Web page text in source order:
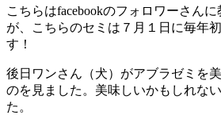
こちらはfacebookのフォロワーさん
が、こちらのセミは７月１日に毎年
す！
後日ワンさん（犬）がアブラゼミを
のを見ました。美味しいかもしれな
た。